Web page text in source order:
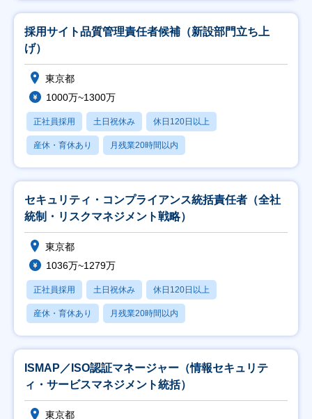
採用サイト品質管理責任者候補（新設部門立ち上
げ）
東京都
1000万~1300万
正社員採用 土日祝休み 休日120日以上
産休・育休あり 月残業20時間以内
セキュリティ・コンプライアンス統括責任者（全社
統制・リスクマネジメント戦略）
東京都
1036万~1279万
正社員採用 土日祝休み 休日120日以上
産休・育休あり 月残業20時間以内
ISMAP／ISO認証マネージャー（情報セキュリテ
ィ・サービスマネジメント統括）
東京都